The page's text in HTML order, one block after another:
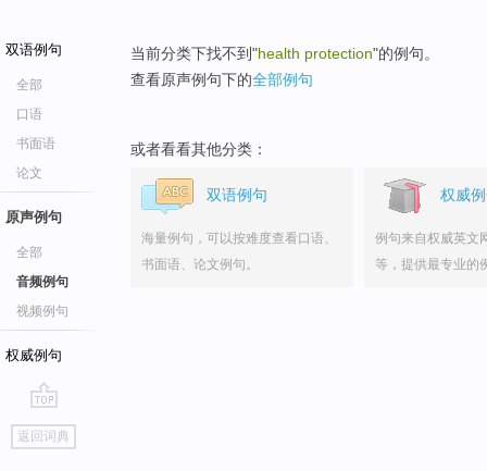
双语例句
全部
口语
书面语
论文
原声例句
全部
音频例句
视频例句
权威例句
go
top
返回词典
当前分类下找不到"health protection"的例句。
查看原声例句下的全部例句
或者看看其他分类：
双语例句
海量例句，可以按难度查看口语、
书面语、论文例句。
权威
例句来自权威英文
等，提供最专业的